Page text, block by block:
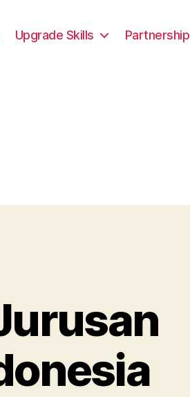
Upgrade Skills Partnership